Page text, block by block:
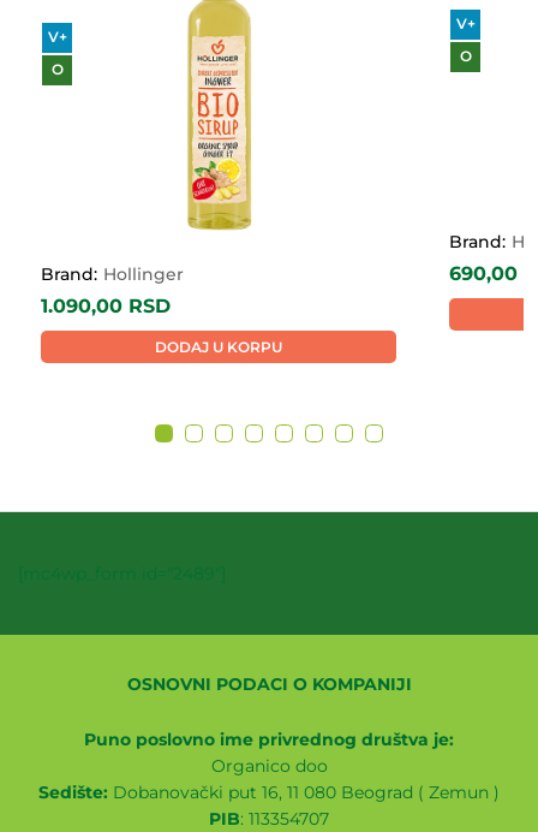
V+
O
Brand: Hollinger
1.090,00 RSD
DODAJ U KORPU
V+
O
Brand:
690,00
[mc4wp_form id="2489"]
OSNOVNI PODACI O KOMPANIJI
Puno poslovno ime privrednog društva je:
Organico doo
Sedište: Dobanovački put 16, 11 080 Beograd ( Zemun )
PIB: 113354707